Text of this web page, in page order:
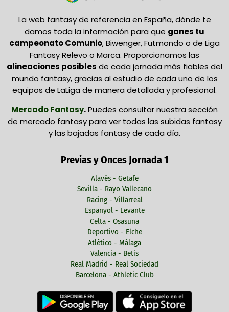
La web fantasy de referencia en España, dónde te
damos toda la información para que ganes tu
campeonato Comunio, Biwenger, Futmondo o de Liga
Fantasy Relevo o Marca. Proporcionamos las
alineaciones posibles de cada jornada más fiables del
mundo fantasy, gracias al estudio de cada uno de los
equipos de LaLiga de manera detallada y profesional.
Mercado Fantasy.Puedes consultar nuestra sección
de mercado fantasy para ver todas las subidas fantasy
y las bajadas fantasy de cada día.
Previas y Onces Jornada 1
Alavés - Getafe
Sevilla - Rayo Vallecano
Racing - Villarreal
Espanyol - Levante
Celta - Osasuna
Deportivo - Elche
Atlético - Málaga
Valencia - Betis
Real Madrid - Real Sociedad
Barcelona - Athletic Club